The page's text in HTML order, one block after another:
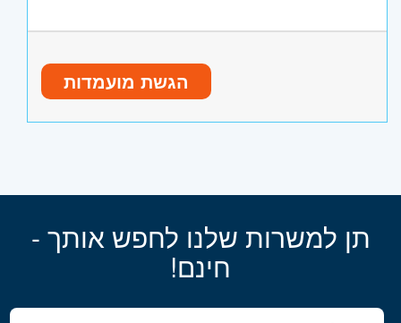
הגשת מועמדות
תן למשרות שלנו לחפש אותך -
חינם!